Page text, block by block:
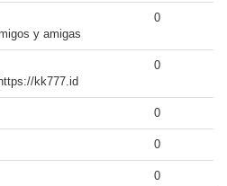
y amigas
0
kk777.id
0
0
0
0